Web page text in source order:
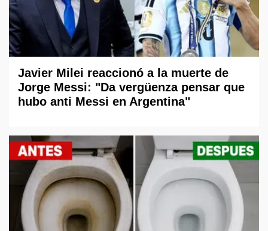
Javier Milei reaccionó a la muerte de
Jorge Messi: "Da vergüenza pensar que
hubo anti Messi en Argentina"